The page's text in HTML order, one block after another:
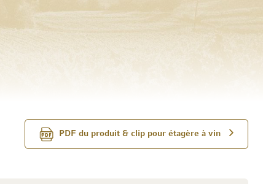
PDF du produit & clip pour étagère à vin